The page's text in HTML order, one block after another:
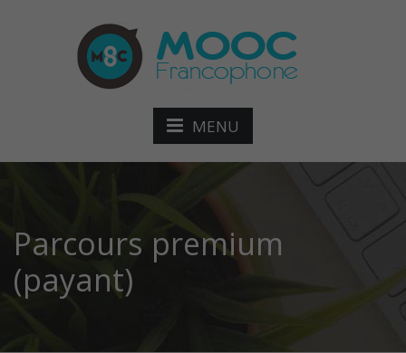
MENU
Parcours premium
(payant)